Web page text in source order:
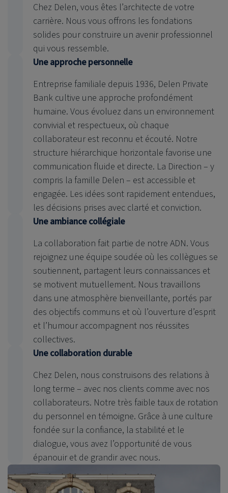
Chez Delen, vous êtes l’architecte de votre
carrière. Nous vous offrons les fondations
solides pour construire un avenir professionnel
qui vous ressemble.
Une approche personnelle
Entreprise familiale depuis 1936, Delen Private
Bank cultive une approche profondément
humaine. Vous évoluez dans un environnement
convivial et respectueux, où chaque
collaborateur est reconnu et écouté. Notre
structure hiérarchique horizontale favorise une
communication fluide et directe. La Direction – y
compris la famille Delen – est accessible et
engagée. Les idées sont rapidement entendues,
les décisions prises avec clarté et conviction.
Une ambiance collégiale
La collaboration fait partie de notre ADN. Vous
rejoignez une équipe soudée où les collègues se
soutiennent, partagent leurs connaissances et
se motivent mutuellement. Nous travaillons
dans une atmosphère bienveillante, portés par
des objectifs communs et où l’ouverture d’esprit
et l’humour accompagnent nos réussites
collectives.
Une collaboration durable
Chez Delen, nous construisons des relations à
long terme – avec nos clients comme avec nos
collaborateurs. Notre très faible taux de rotation
du personnel en témoigne. Grâce à une culture
fondée sur la confiance, la stabilité et le
dialogue, vous avez l’opportunité de vous
épanouir et de grandir avec nous.